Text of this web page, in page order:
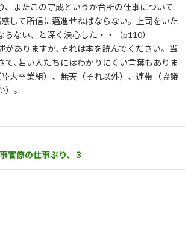
、またこの守成というか台所の仕事について
して所信に邁進せねばならない。上司をいた
らない、と深く決心した・・（p110）
がありますが､それは本を読んでください。当
て､若い人たちにはわかりにくい言葉もありま
大卒業組）、無天（それ以外）、連帯（協議
。
官僚の仕事ぶり、３